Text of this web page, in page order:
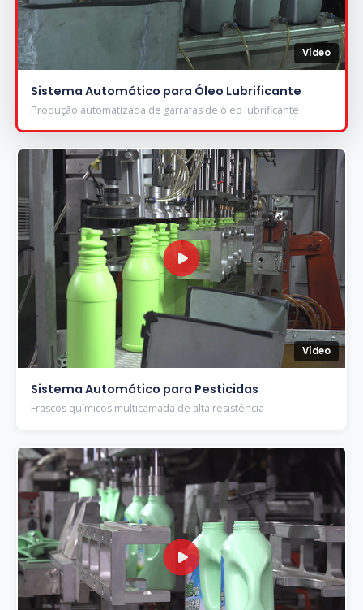
Vídeo
Sistema Automático para Óleo Lubrificante
Produção automatizada de garrafas de óleo lubrificante
Vídeo
Sistema Automático para Pesticidas
Frascos químicos multicamada de alta resistência